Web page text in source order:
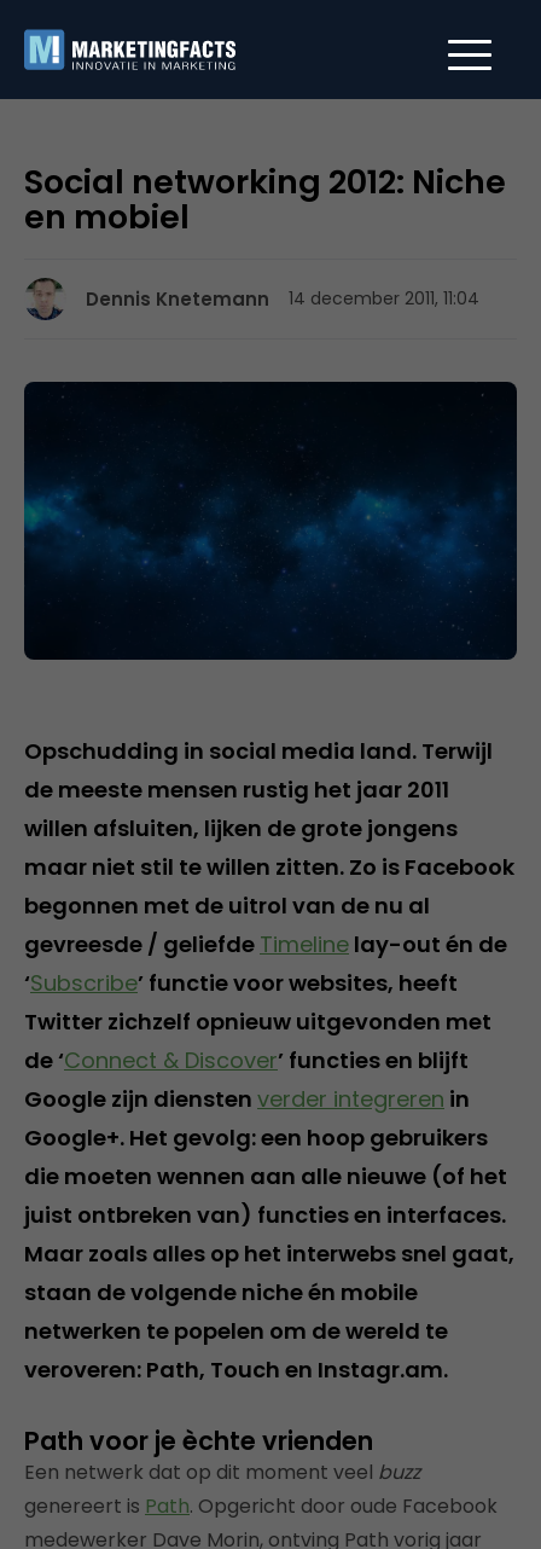
Social networking 2012: Niche
en mobiel
Dennis Knetemann 14 december 2011, 11:04
Opschudding in social media land. Terwijl
de meeste mensen rustig het jaar 2011
willen afsluiten, lijken de grote jongens
maar niet stil te willen zitten. Zo is Facebook
begonnen met de uitrol van de nu al
gevreesde / geliefde Timeline lay-out én de
‘Subscribe’ functie voor websites, heeft
Twitter zichzelf opnieuw uitgevonden met
de ‘Connect & Discover’ functies en blijft
Google zijn diensten verder integreren in
Google+. Het gevolg: een hoop gebruikers
die moeten wennen aan alle nieuwe (of het
juist ontbreken van) functies en interfaces.
Maar zoals alles op het interwebs snel gaat,
staan de volgende niche én mobile
netwerken te popelen om de wereld te
veroveren: Path, Touch en Instagr.am.
Path voor je èchte vrienden
Een netwerk dat op dit moment veel buzz
genereert is Path. Opgericht door oude Facebook
medewerker Dave Morin, ontving Path vorig jaar